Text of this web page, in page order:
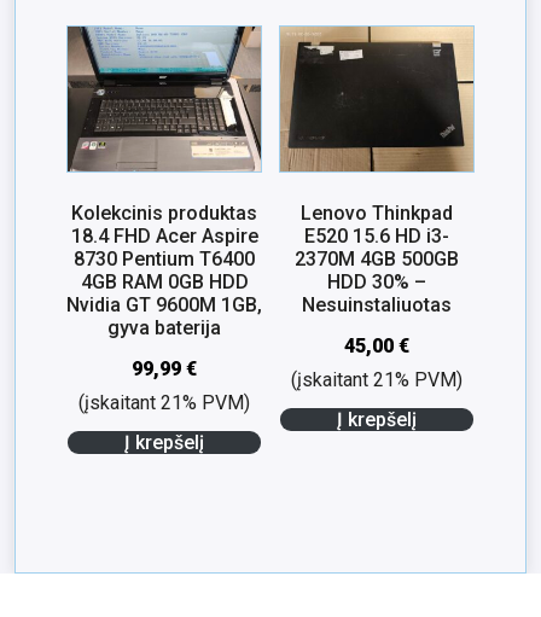
Kolekcinis produktas
18.4 FHD Acer Aspire
8730 Pentium T6400
4GB RAM 0GB HDD
Nvidia GT 9600M 1GB,
gyva baterija
99,99€
(įskaitant 21% PVM)
Į krepšelį
Lenovo Thinkpad
E520 15.6 HD i3-
2370M 4GB 500GB
HDD 30% –
Nesuinstaliuotas
45,00 €
(įskaitant 21% PVM)
Į krepšelį